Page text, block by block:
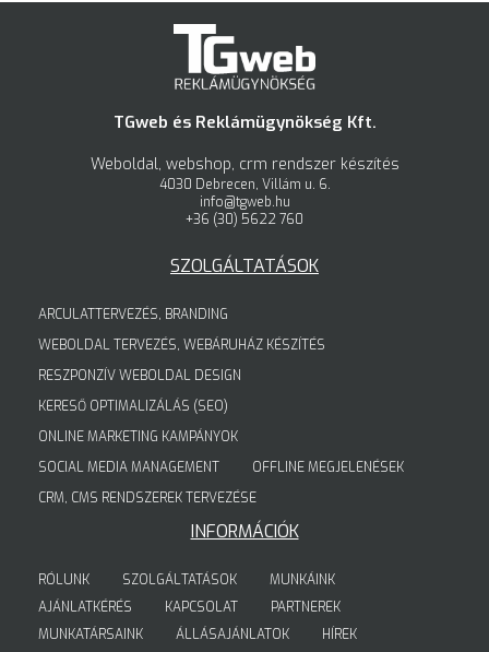
TGweb és Reklámügynökség Kft.
Weboldal, webshop, crm rendszer készítés
4030 Debrecen, Villám u. 6.
info@tgweb.hu
+36 (30) 5622 760
SZOLGÁLTATÁSOK
ARCULATTERVEZÉS, BRANDING
WEBOLDAL TERVEZÉS, WEBÁRUHÁZ KÉSZÍTÉS
RESZPONZÍV WEBOLDAL DESIGN
KERESŐ OPTIMALIZÁLÁS (SEO)
ONLINE MARKETING KAMPÁNYOK
SOCIAL MEDIA MANAGEMENT
OFFLINE MEGJELENÉSEK
CRM, CMS RENDSZEREK TERVEZÉSE
INFORMÁCIÓK
RÓLUNK SZOLGÁLTATÁSOK
MUNKÁINK
AJÁNLATKÉRÉS
KAPCSOLAT
PARTNEREK
MUNKATÁRSAINK
ÁLLÁSAJÁNLATOK HÍREK